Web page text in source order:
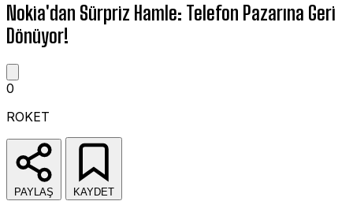
Nokia'dan Sürpriz Hamle: Telefon Pazarına Geri
Dönüyor!
0
ROKET
PAYLAŞ KAYDET